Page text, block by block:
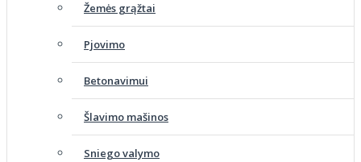
Žemės grąžtai
Pjovimo
Betonavimui
Šlavimo mašinos
Sniego valymo